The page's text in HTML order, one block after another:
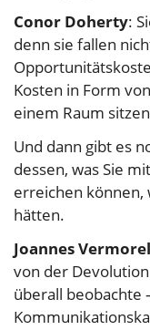
Conor Doherty:
denn sie fallen
Kosten in Form
einem Raum
Und dann gibt es
dessen, was Sie
erreichen können,
hätten.
Joannes Vermorel
von der
überall beobachte